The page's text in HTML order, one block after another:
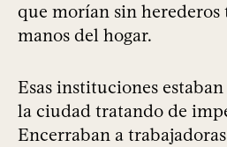
que morían sin
manos del hogar.
Esas instituciones
la ciudad tratando de
Encerraban a